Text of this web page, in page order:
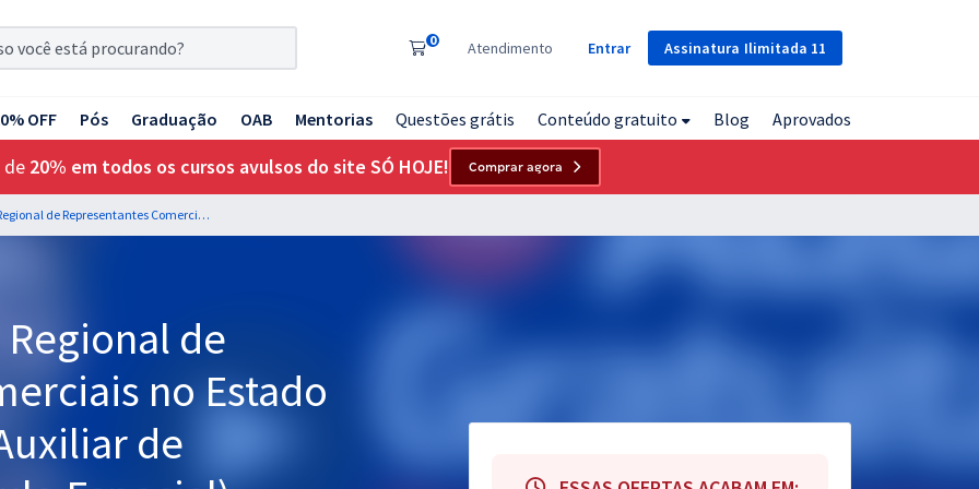
Assinatura Ilimitada 11
0 Atendimento Entrar
OFF Pós Graduação OAB Mentorias Questões grátis Conteúdo gratuito Blog Aprovados
de 20% em todos os cursos avulsos do site SÓ HOJE! Comprar agora
CORE SC - Conselho Regional de Representantes Comerciais no Estado de Santa Catarina - Auxiliar de Contabilidade (Módulo Especial)
Regional de
no Estado
de